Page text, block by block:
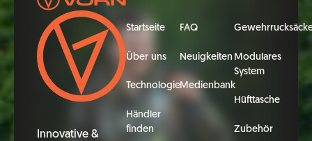
Innovative &
Startseite
Über uns
Technologie
Händler
finden
FAQ
Neuigkeiten
Medienbank
Modulares
System
Hüfttasche
Zubehör